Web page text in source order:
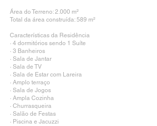
Área do Terreno: 2.000 m²
Total da área construída: 589 m²
Características da Residência
· 4 dormitórios sendo 1 Suíte
· 3 Banheiros
· Sala de Jantar
· Sala de TV
· Sala de Estar com Lareira
· Amplo terraço
· Sala de Jogos
· Ampla Cozinha
· Churrasqueira
· Salão de Festas
· Piscina e Jacuzzi